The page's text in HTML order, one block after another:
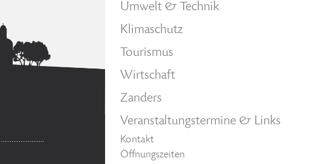
Umwelt & Technik
Klimaschutz
Tourismus
Wirtschaft
Zanders
Veranstaltungstermine & Links
Kontakt
Öffnungszeiten